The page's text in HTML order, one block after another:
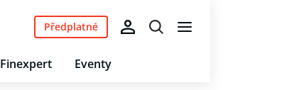
Finexpert Eventy
Předplatné